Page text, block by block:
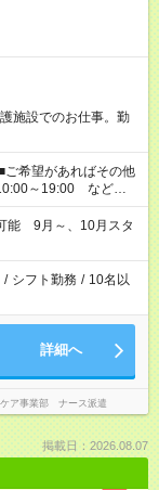
施設でのお仕事。勤
～19:00 など
残業はしたくない」
します！ ※Wワ
勤務時間と、もう1つ
える場合は応募でき
能 9月～、10月スタ
/ シフト勤務 / 10名以
詳細へ
ア事業部 ナース派遣
掲載日：2026.08.07